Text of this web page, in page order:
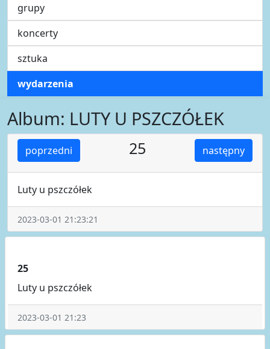
grupy
koncerty
sztuka
wydarzenia
Album: LUTY U PSZCZÓŁEK
poprzedni następny
25
Luty u pszczółek
2023-03-01 21:23:21
25
Luty u pszczółek
2023-03-01 21:23